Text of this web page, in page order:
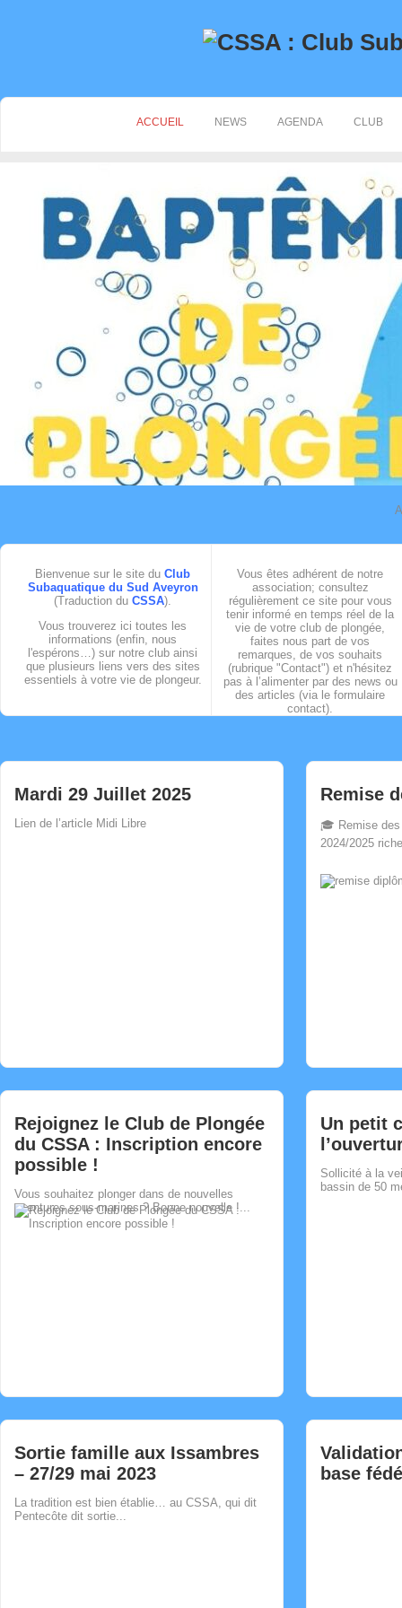
ACCUEIL NEWS AGENDA CLUB
Bienvenue sur le site du Club
Subaquatique du Sud Aveyron
(Traduction du CSSA).
Vous trouverez ici toutes les
informations (enfin, nous
l'espérons…) sur notre club ainsi
que plusieurs liens vers des sites
essentiels à votre vie de plongeur.
Vous êtes adhérent de notre
association; consultez
régulièrement ce site pour vous
tenir informé en temps réel de la
vie de votre club de plongée,
faites nous part de vos
remarques, de vos souhaits
(rubrique "Contact") et n'hésitez
pas à l’alimenter par des news ou
des articles (via le formulaire
contact).
Mardi 29 Juillet 2025
Lien de l’article Midi Libre
Remise
🎓 Remise
2024/2025
Rejoignez le Club de Plongée
du CSSA : Inscription encore
possible !
Vous souhaitez plonger dans de nouvelles
aventures sous-marines ? Bonne nouvelle !...
Un petit
Sollicité à la
bassin de 50
0
Comment
Sortie famille aux Issambres
– 27/29 mai 2023
La tradition est bien établie… au CSSA, qui dit
Pentecôte dit sortie...
base